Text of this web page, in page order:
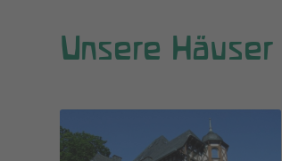
Unsere Häuser